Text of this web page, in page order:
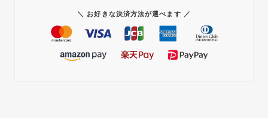
＼ お好きな決済方法が選べます ／